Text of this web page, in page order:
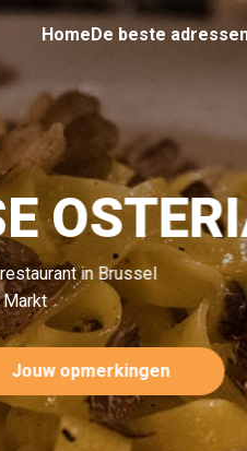
HomeDe beste
in Brussel
Markt
Jouw opmerkingen